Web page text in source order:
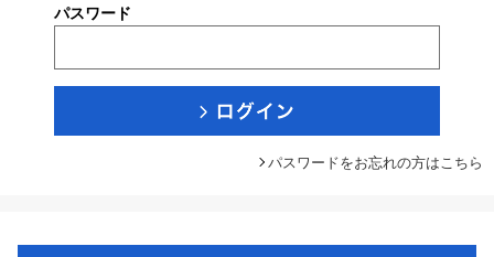
パスワード
パスワードをお忘れの方はこちら